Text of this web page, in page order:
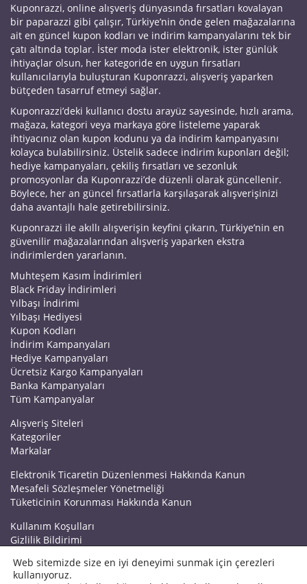
Kuponrazzi, online alışveriş dünyasında fırsatları kovalayan
bir paparazzi gibi çalışır, Türkiye’nin önde gelen mağazalarına
ait en güncel kupon kodları ve indirim kampanyalarını tek bir
çatı altında toplar. İster moda ister elektronik, ister günlük
ihtiyaçlar olsun, her kategoride en uygun fırsatları
kullanıcılarıyla buluşturan Kuponrazzi, alışveriş yaparken
bütçeden tasarruf etmeyi sağlar.
Kuponrazzi’deki kullanıcı dostu arayüz sayesinde, hızlı arama,
mağaza, kategori veya markaya göre listeleme yaparak
ihtiyacınız olan kupon kodunu ya da indirim kampanyasını
kolayca bulabilirsiniz. Üstelik sadece indirim kuponları değil;
hediye kampanyaları, çekiliş fırsatları ve sezonluk
promosyonlar da Kuponrazzi’de düzenli olarak güncellenir.
Böylece, her an güncel fırsatlarla karşılaşarak alışverişinizi
daha avantajlı hale getirebilirsiniz.
Kuponrazzi ile akıllı alışverişin keyfini çıkarın, Türkiye’nin en
güvenilir mağazalarından alışveriş yaparken ekstra
indirimlerden yararlanın.
Muhteşem Kasım İndirimleri
Black Friday İndirimleri
Yılbaşı İndirimi
Yılbaşı Hediyesi
Kupon Kodları
İndirim Kampanyaları
Hediye Kampanyaları
Ücretsiz Kargo Kampanyaları
Banka Kampanyaları
Tüm Kampanyalar
Alışveriş Siteleri
Kategoriler
Markalar
Elektronik Ticaretin Düzenlenmesi Hakkında Kanun
Mesafeli Sözleşmeler Yönetmeliği
Tüketicinin Korunması Hakkında Kanun
Kullanım Koşulları
Gizlilik Bildirimi
Kuponrazzi Blog
Mağaza Ekle
Web sitemizde size en iyi deneyimi sunmak için çerezleri
kullanıyoruz.